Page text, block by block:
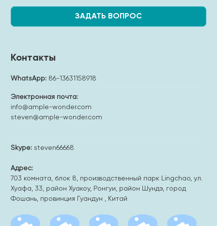
ЗАДАТЬ ВОПРОС
Контакты
WhatsApp: 86-13631158918
Электронная почта:
info@ample-wonder.com
steven@ample-wonder.com
Skype: steven66668
Адрес:
703 комната, блок 8, производственный парк Lingchao, ул.
Хуафа, 33, район Хуакоу, Ронгуи, район Шундэ, город
Фошань, провинция Гуандун , Китай